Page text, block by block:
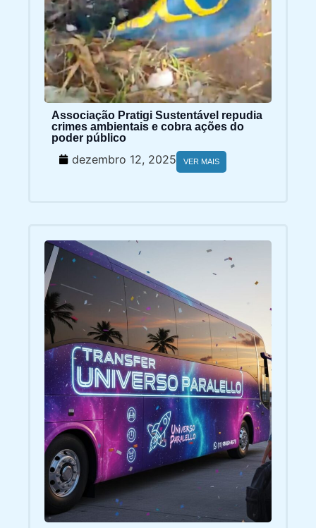
Associação Pratigi Sustentável repudia
crimes ambientais e cobra ações do
poder público
dezembro 12, 2025 VER MAIS